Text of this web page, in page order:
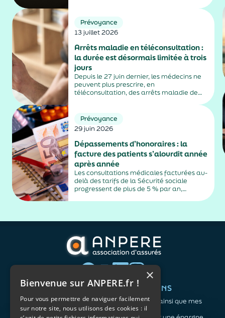
Prévoyance
13 juillet 2026
Arrêts maladie en téléconsultation :
la durée est désormais limitée à trois
jours
Depuis le 27 juin dernier, les médecins ne
peuvent plus prescrire, en
téléconsultation, des arrêts maladie de
sociales et fiscales, s'inscrit dans un
durcissement plus...
Prévoyance
29 juin 2026
Dépassements d’honoraires : la
facture des patients s’alourdit année
après année
Les consultations médicales facturées au-
delà des tarifs de la Sécurité sociale
progressent de plus de 5 % par an,
alimentés par la montée en puissance des
QUI SOMMES-NOUS ?
L'association
Notre organisation
VOS BESOINS
Me protéger ainsi que mes
proches
×
Bienvenue sur ANPERE.fr !
Pour vous permettre de naviguer facilement
sur notre site, nous utilisons des cookies : il